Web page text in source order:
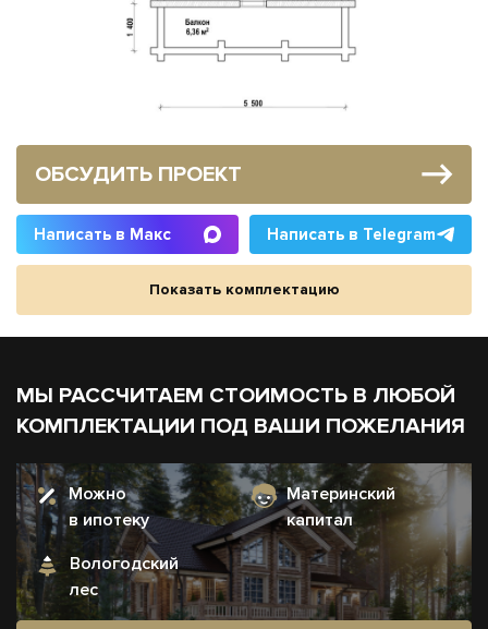
ОБСУДИТЬ ПРОЕКТ
Написать в Макс Написать в Telegram
Показать комплектацию
МЫ РАССЧИТАЕМ СТОИМОСТЬ В ЛЮБОЙ
КОМПЛЕКТАЦИИ ПОД ВАШИ ПОЖЕЛАНИЯ
Можно
в ипотеку
Материнский
капитал
Вологодский
лес